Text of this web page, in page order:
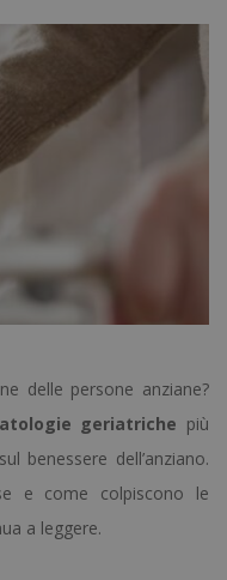
delle persone anziane?
geriatriche più
benessere dell’anziano.
e come colpiscono le
a leggere.